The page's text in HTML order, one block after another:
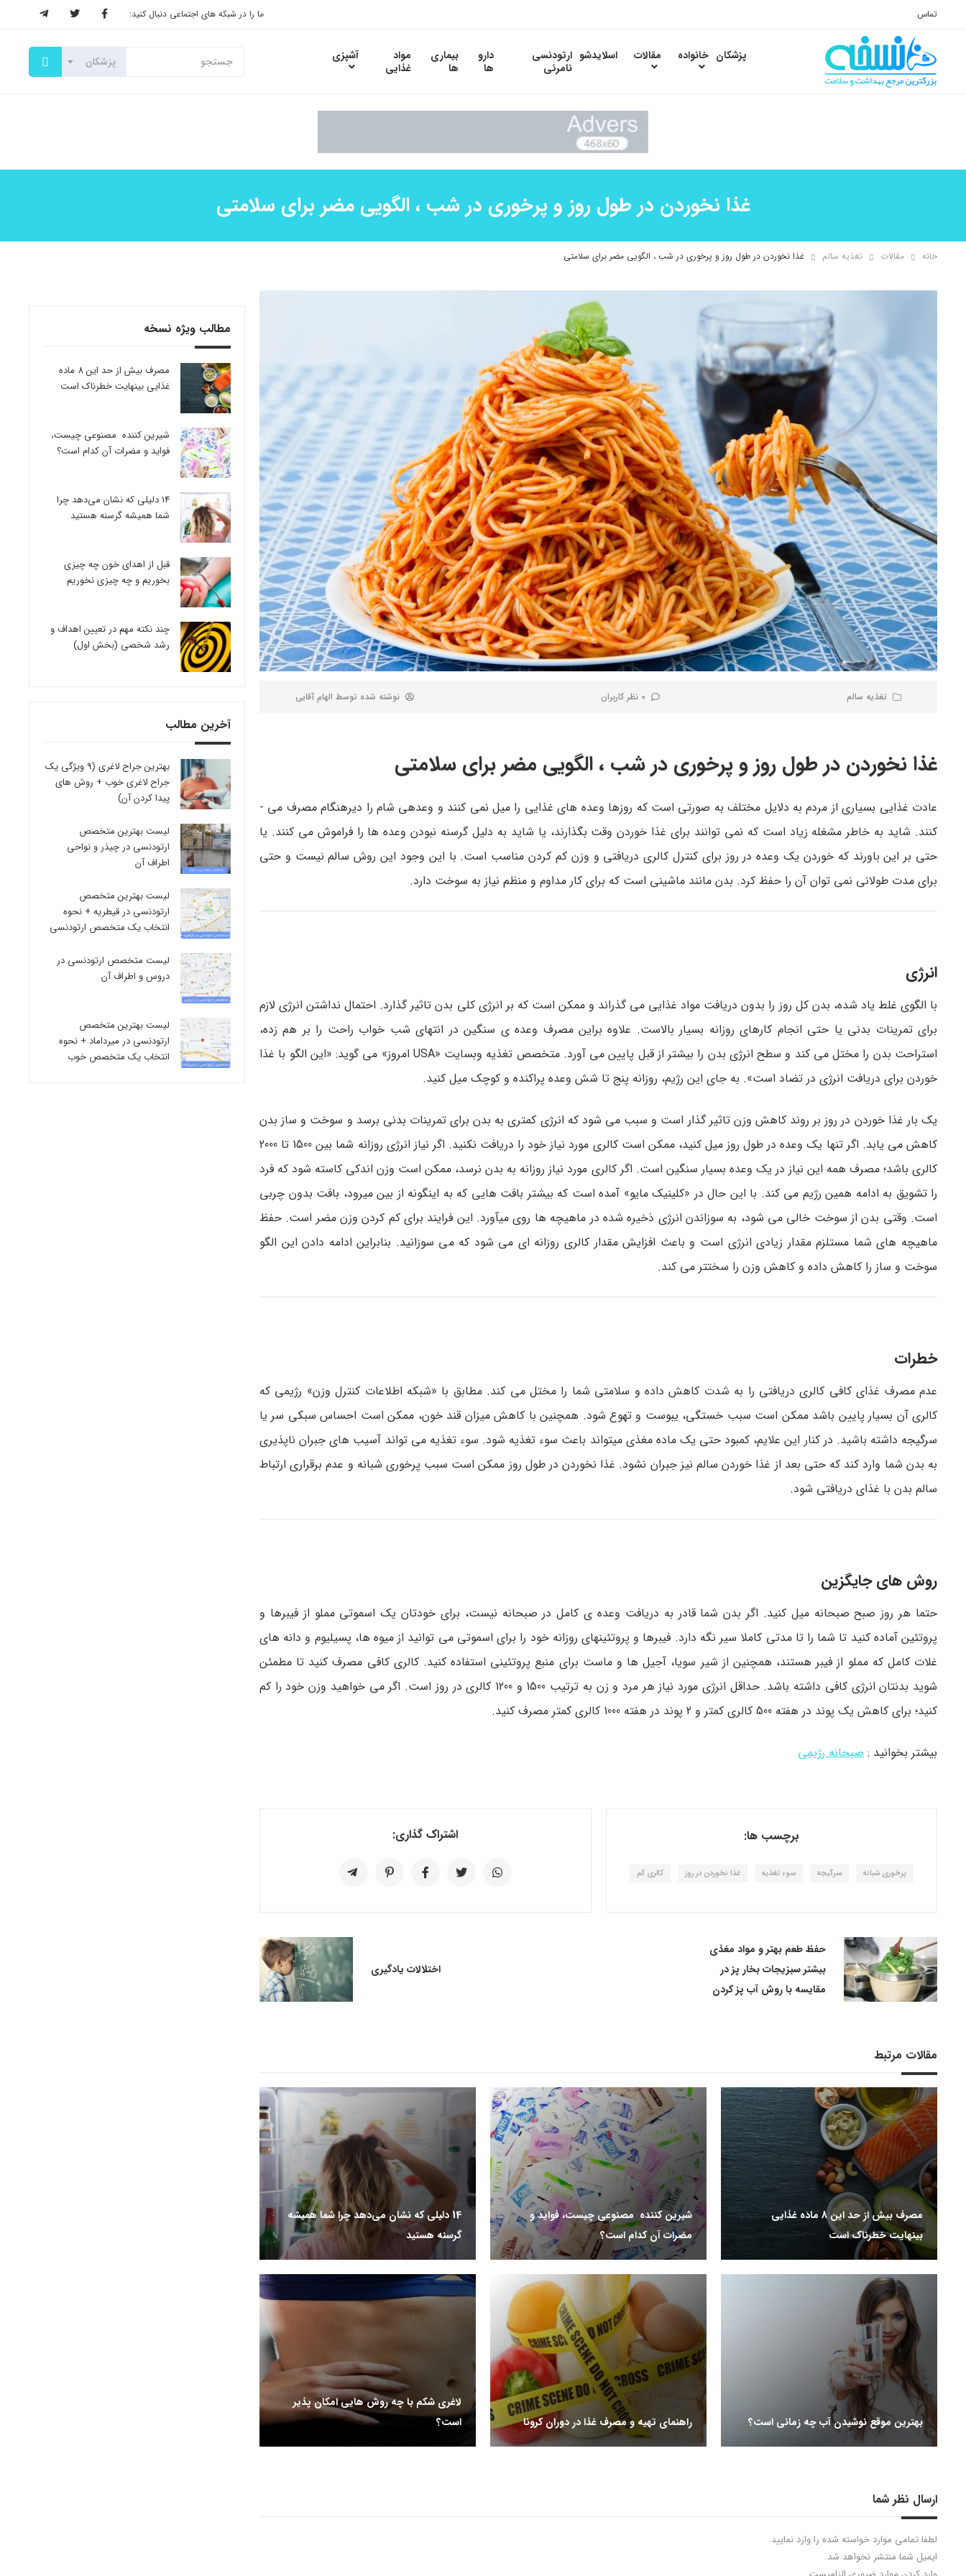
تماس ما را در شبکه های اجتماعی دنبال کنید:
پزشکان خانواده مقالات اسلایدشو ارتودنسی
نامرئی
دارو
ها
بیماری
ها
مواد
غذایی
آشپزی
غذا نخوردن در طول روز و پرخوری در شب ، الگویی مضر برای سلامتی
خانه مقالات تغذیه سالم غذا نخوردن در طول روز و پرخوری در شب ، الگویی مضر برای سلامتی
تغذیه سالم 0 نظر کاربران نوشته شده توسط الهام آقایی
غذا نخوردن در طول روز و پرخوری در شب ، الگویی مضر برای سلامتی
عادت غذایی بسیاری از مردم به دلایل مختلف به صورتی است که روزها وعده ­های غذایی را میل نمی­ کنند و وعده­ی شام را دیرهنگام مصرف می ­
کنند. شاید به خاطر مشغله زیاد است که نمی ­توانند برای غذا خوردن وقت بگذارند، یا شاید به دلیل گرسنه نبودن وعده­ ها را فراموش می ­کنند. یا
حتی بر این باورند که خوردن یک وعده در روز برای کنترل کالری دریافتی و وزن کم کردن مناسب است. با این وجود این روش سالم نیست و حتی
برای مدت طولانی نمی ­توان آن را حفظ کرد. بدن مانند ماشینی است که برای کار مداوم و منظم نیاز به سوخت دارد.
انرژی
با الگوی غلط یاد شده، بدن کل روز را بدون دریافت مواد غذایی می­ گذراند و ممکن است که بر انرژی کلی بدن تاثیر گذارد. احتمال نداشتن انرژی لازم
برای تمرینات بدنی یا حتی انجام کارهای روزانه بسیار بالاست. علاوه براین مصرف وعده ­ی سنگین در انتهای شب خواب راحت را بر هم زده،
استراحت بدن را مختل می ­کند و سطح انرژی بدن را بیشتر از قبل پایین می­ آورد. متخصص تغذیه وب­سایت «USA امروز» می ­گوید: «این الگو با غذا
خوردن برای دریافت انرژی در تضاد است». به جای این رژیم، روزانه پنج تا شش وعده پراکنده و کوچک میل کنید.
یک بار غذا خوردن در روز بر روند کاهش وزن تاثیر گذار است و سبب می ­شود که انرژی کمتری به بدن برای تمرینات بدنی برسد و سوخت و ساز بدن
کاهش می ­یابد. اگر تنها یک وعده در طول روز میل کنید، ممکن است کالری مورد نیاز خود را دریافت نکنید. اگر نیاز انرژی روزانه شما بین 1500 تا 2000
کالری باشد؛ مصرف همه این نیاز در یک وعده بسیار سنگین است. اگر کالری مورد نیاز روزانه به بدن نرسد، ممکن است وزن اندکی کاسته شود که فرد
را تشویق به ادامه همین رژیم می ­کند. با این حال در «کلینیک مایو» آمده است که بیشتر بافت ­هایی که به این­گونه از بین می­رود، بافت بدون چربی
است. وقتی بدن از سوخت خالی می ­شود، به سوزاندن انرژی ذخیره شده در ماهیچه ­ها روی می­آورد. این فرایند برای کم کردن وزن مضر است. حفظ
ماهیچه های شما مستلزم مقدار زیادی انرژی است و باعث افزایش مقدار کالری روزانه ای می شود که می سوزانید. بنابراین ادامه دادن این الگو
سوخت و ساز را کاهش داده و کاهش وزن را سخت­تر می­ کند.
خطرات
عدم مصرف غذای کافی کالری دریافتی را به شدت کاهش داده و سلامتی شما را مختل می ­کند. مطابق با «شبکه اطلاعات کنترل وزن» رژیمی که
کالری آن بسیار پایین باشد ممکن است سبب خستگی، یبوست و تهوع شود. همچنین با کاهش میزان قند خون، ممکن است احساس سبکی سر یا
سرگیجه داشته باشید. در کنار این علایم، کمبود حتی یک ماده مغذی می­تواند باعث سوء تغذیه شود. سوء تغذیه می ­تواند آسیب­ های جبران ناپذیری
به بدن شما وارد کند که حتی بعد از غذا خوردن سالم نیز جبران نشود. غذا نخوردن در طول روز ممکن است سبب پرخوری شبانه و عدم برقراری ارتباط
سالم بدن با غذای دریافتی شود.
روش ­های جایگزین
حتما هر روز صبح صبحانه میل کنید. اگر بدن شما قادر به دریافت وعده ­ی کامل در صبحانه نیست، برای خودتان یک اسموتی مملو از فیبرها و
پروتئین آماده کنید تا شما را تا مدتی کاملا سیر نگه دارد. فیبرها و پروتئین­های روزانه خود را برای اسموتی می ­توانید از میوه ­ها، پسیلیوم و دانه ­های
غلات کامل که مملو از فیبر هستند، همچنین از شیر سویا، آجیل ­ها و ماست برای منبع پروتئینی استفاده کنید. کالری کافی مصرف کنید تا مطمئن
شوید بدنتان انرژی کافی داشته باشد. حداقل انرژی مورد نیاز هر مرد و زن به ترتیب 1500 و 1200 کالری در روز است. اگر می ­خواهید وزن خود را کم
کنید؛ برای کاهش یک پوند در هفته 500 کالری کمتر و 2 پوند در هفته 1000 کالری کمتر مصرف کنید.
بیشتر بخوانید : صبحانه رژیمی
برچسب ها:
پرخوری شبانه سرگیجه سوء تغذیه غذا نخوردن در روز کالری کم
اشتراک گذاری:
حفظ طعم بهتر و مواد مغذی
بیشتر سبزیجات بخار پز در
مقایسه با روش آب پز کردن
اختلالات یادگیری
مقالات مرتبط
مصرف بیش از حد این 8 ماده غذایی
بینهایت خطرناک است
شیرین کننده مصنوعی چیست، فواید و
مضرات آن کدام است؟
14 دلیلی که نشان می‌دهد چرا شما همیشه
گرسنه هستید
بهترین موقع نوشیدن آب چه زمانی است؟ راهنمای تهیه و مصرف غذا در دوران کرونا
لاغری شکم با چه روش هایی امکان پذیر
است؟
ارسال نظر شما
لطفا تمامی موارد خواسته شده را وارد نمایید.
ایمیل شما منتشر نخواهد شد.
مطالب ویژه نسخه
مصرف بیش از حد این 8 ماده
غذایی بینهایت خطرناک است
شیرین کننده مصنوعی چیست،
فواید و مضرات آن کدام است؟
14 دلیلی که نشان می‌دهد چرا
شما همیشه گرسنه هستید
قبل از اهدای خون چه چیزی
بخوریم و چه چیزی نخوریم
چند نکته مهم در تعیین اهداف و
رشد شخصی (بخش اول)
آخرین مطالب
بهترین جراح لاغری (9 ویژگی یک
جراح لاغری خوب + روش های
پیدا کردن آن)
لیست بهترین متخصص
ارتودنسی در چیذر و نواحی
اطراف آن
لیست بهترین متخصص
ارتودنسی در قیطریه + نحوه
انتخاب یک متخصص ارتودنسی
لیست متخصص ارتودنسی در
دروس و اطراف آن
لیست بهترین متخصص
ارتودنسی در میرداماد + نحوه
انتخاب یک متخصص خوب